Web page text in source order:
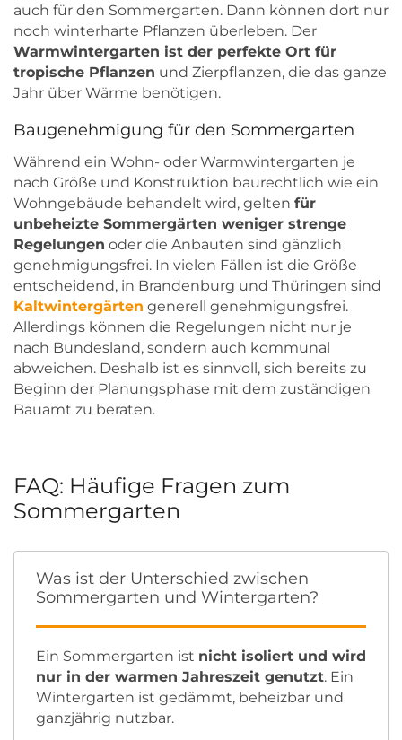
auch für den Sommergarten. Dann können dort nur
noch winterharte Pflanzen überleben. Der
Warmwintergarten ist der perfekte Ort für
tropische Pflanzen und Zierpflanzen, die das ganze
Jahr über Wärme benötigen.
Baugenehmigung für den Sommergarten
Während ein Wohn- oder Warmwintergarten je
nach Größe und Konstruktion baurechtlich wie ein
Wohngebäude behandelt wird, gelten für
unbeheizte Sommergärten weniger strenge
Regelungen oder die Anbauten sind gänzlich
genehmigungsfrei. In vielen Fällen ist die Größe
entscheidend, in Brandenburg und Thüringen sind
Kaltwintergärten generell genehmigungsfrei.
Allerdings können die Regelungen nicht nur je
nach Bundesland, sondern auch kommunal
abweichen. Deshalb ist es sinnvoll, sich bereits zu
Beginn der Planungsphase mit dem zuständigen
Bauamt zu beraten.
FAQ: Häufige Fragen zum
Sommergarten
Was ist der Unterschied zwischen
Sommergarten und Wintergarten?
Ein Sommergarten ist nicht isoliert und wird
nur in der warmen Jahreszeit genutzt. Ein
Wintergarten ist gedämmt, beheizbar und
ganzjährig nutzbar.